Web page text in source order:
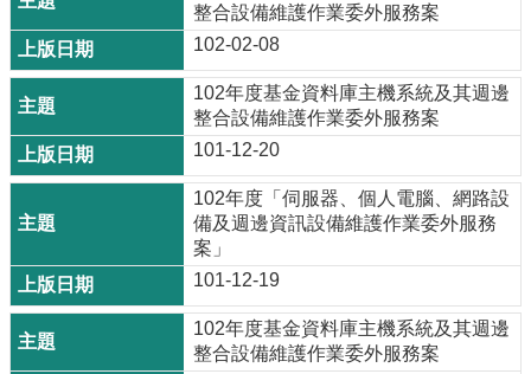
整合設備維護作業委外服務案
102-02-08
102年度基金資料庫主機系統及其週邊
整合設備維護作業委外服務案
101-12-20
102年度「伺服器、個人電腦、網路設
備及週邊資訊設備維護作業委外服務
案」
101-12-19
102年度基金資料庫主機系統及其週邊
整合設備維護作業委外服務案